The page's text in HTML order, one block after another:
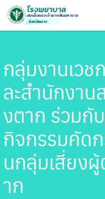
กลุ่มงานเว
ละสำนักงาน
งตาก ร่วมกั
กิจกรรมคัด
นกลุ่มเสี่ยง
าก